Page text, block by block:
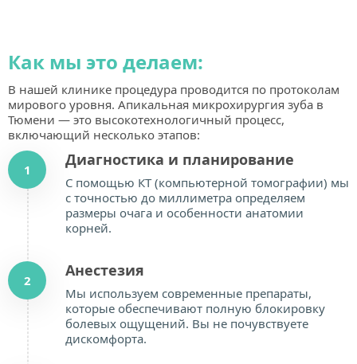
Как мы это делаем:
В нашей клинике процедура проводится по протоколам
мирового уровня. Апикальная микрохирургия зуба в
Тюмени — это высокотехнологичный процесс,
включающий несколько этапов:
1
Диагностика и планирование
С помощью КТ (компьютерной томографии) мы
с точностью до миллиметра определяем
размеры очага и особенности анатомии
корней.
2
Анестезия
Мы используем современные препараты,
которые обеспечивают полную блокировку
болевых ощущений. Вы не почувствуете
дискомфорта.